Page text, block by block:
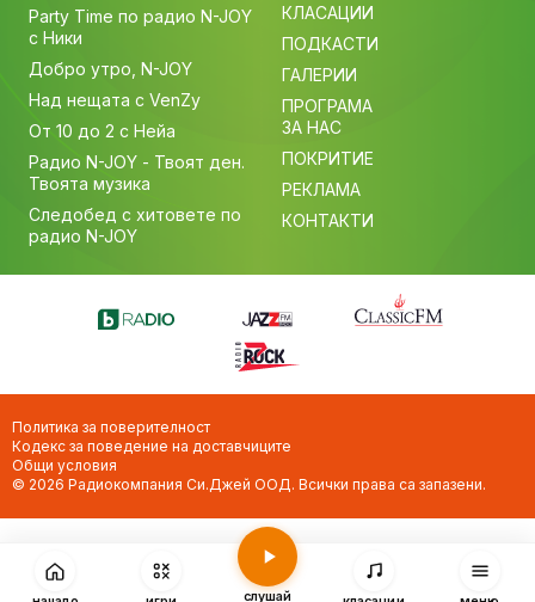
Party Time по радио N-JOY
с Ники
Добро утро, N-JOY
Над нещата с VenZy
От 10 до 2 с Нейа
Радио N-JOY - Твоят ден.
Твоята музика
Следобед с хитовете по
радио N-JOY
КЛАСАЦИИ
ПОДКАСТИ
ГАЛЕРИИ
ПРОГРАМА
ЗА НАС
ПОКРИТИЕ
РЕКЛАМА
КОНТАКТИ
Политика за поверителност
Кодекс за поведение на доставчиците
Общи условия
© 2026 Радиокомпания Си.Джей ООД. Всички права са запазени.
слушай